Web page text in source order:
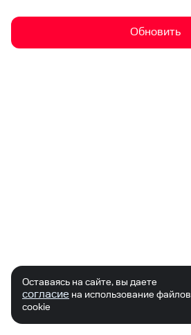
Обновить
Оставаясь на сайте, вы даете
согласие на использование файлов
cookie